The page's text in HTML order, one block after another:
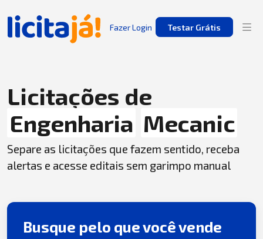
Fazer Login Testar Grátis
Licitações de
Engenharia Mecanic
Separe as licitações que fazem sentido, receba
alertas e acesse editais sem garimpo manual
Busque pelo que você vende